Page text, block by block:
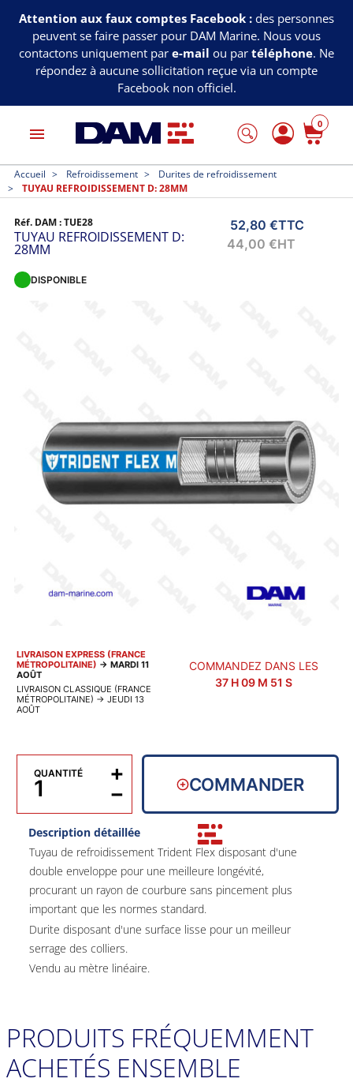
Attention aux faux comptes Facebook : des personnes
peuvent se faire passer pour DAM Marine. Nous vous
contactons uniquement par e-mail ou par téléphone. Ne
répondez à aucune sollicitation reçue via un compte
Facebook non officiel.
menu
0
Accueil Refroidissement
Durites de refroidissement
TUYAU REFROIDISSEMENT D: 28MM
Réf. DAM :TUE28
TUYAU REFROIDISSEMENT D:
28MM
52,80 €TTC
44,00 €HT
DISPONIBLE
LIVRAISON EXPRESS (FRANCE
MÉTROPOLITAINE) → MARDI 11
AOÛT
LIVRAISON CLASSIQUE (FRANCE
MÉTROPOLITAINE) → JEUDI 13
AOÛT
COMMANDEZ DANS LES
37H09M 50 S
QUANTITÉ
−
+ COMMANDER
Description détaillée
Tuyau de refroidissement Trident Flex disposant d'une
double enveloppe pour une meilleure longévité,
procurant un rayon de courbure sans pincement plus
important que les normes standard.
Durite disposant d'une surface lisse pour un meilleur
serrage des colliers.
Vendu au mètre linéaire.
PRODUITS FRÉQUEMMENT
ACHETÉS ENSEMBLE